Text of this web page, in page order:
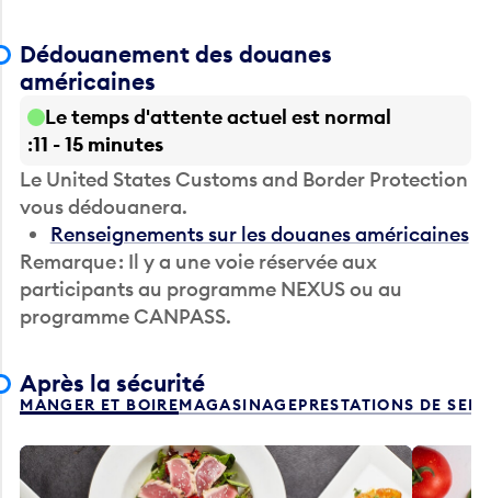
Dédouanement des douanes
américaines
Le temps d'attente actuel est normal
11 - 15 minutes
Le United States Customs and Border Protection
vous dédouanera.
Renseignements sur les douanes américaines
Remarque : Il y a une voie réservée aux
participants au programme NEXUS ou au
programme CANPASS.
Après la sécurité
MANGER ET BOIREMAGASINAGEPRESTATIONS DE